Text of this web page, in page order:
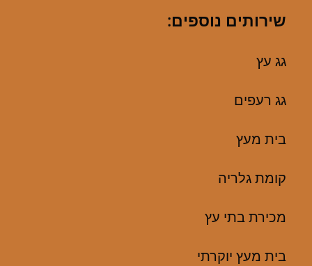
שירותים נוספים:
גג עץ
גג רעפים
בית מעץ
קומת גלריה
מכירת בתי עץ
בית מעץ יוקרתי